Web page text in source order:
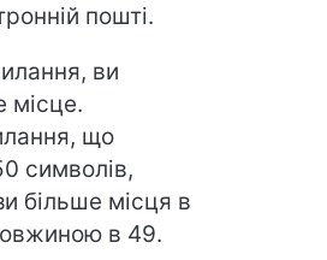
пошті.
ви
місце.
що
символів,
більше місця в
в 49.